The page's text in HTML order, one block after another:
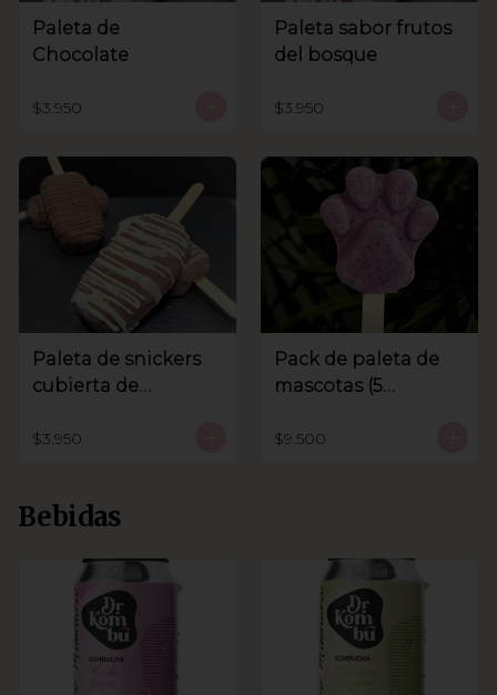
Paleta de
Chocolate
$3.950
Paleta sabor frutos
del bosque
$3.950
Paleta de snickers
cubierta de
$3.950
Pack de paleta de
mascotas (5
$9.500
Bebidas